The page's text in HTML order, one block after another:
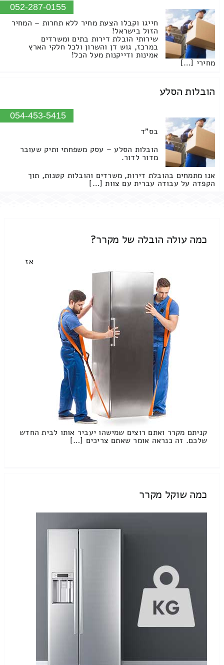
052-287-0155
חייגו וקבלו הצעת מחיר ללא תחרות – המחיר
הזול בישראל!
שירותי הובלת דירות בתים ומשרדים
במרכז, גוש דן והשרון ולכל חלקי הארץ
אמינות ודייקנות מעל הכל!
מחירי […]
הובלות הסלע
054-453-5415
בס"ד
הובלות הסלע – עסק משפחתי ותיק שעובר
מדור לדור.
אנו מתמחים בהובלת דירות, משרדים והובלות קטנות, תוך
הקפדה על עבודה עברית עם צוות […]
כמה עולה הובלה של מקרר?
אז
קניתם מקרר ואתם רוצים שמישהו יעביר אותו לבית החדש
שלכם. זה כנראה אומר שאתם צריכים […]
כמה שוקל מקרר